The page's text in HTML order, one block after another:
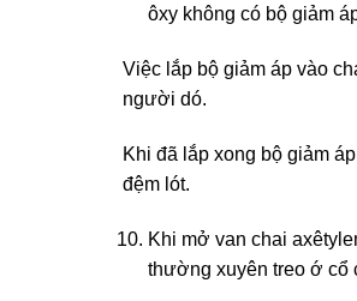
ôxy không có bộ giảm
Việc lắp bộ giảm áp vào
người dó.
Khi đã lắp xong bộ giảm
đệm lót.
Khi mở van chai
thường xuyên treo ớ cổ